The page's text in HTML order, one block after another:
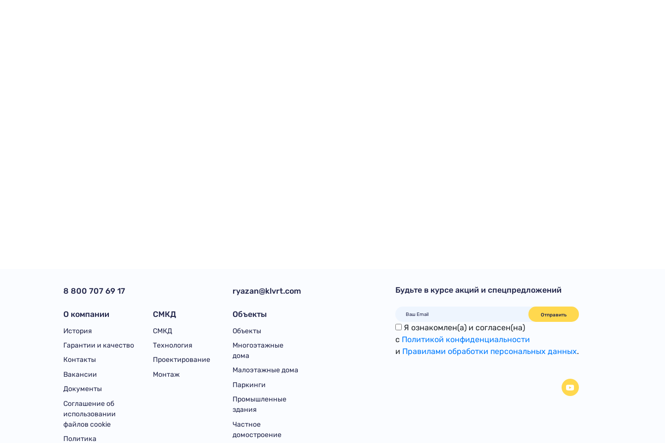
8 800 707 69 17
О компании
История
Гарантии и качество
Контакты
Вакансии
Документы
Соглашение об
использовании
файлов cookie
Политика
СМКД
СМКД
Технология
Проектирование
Монтаж
ryazan@klvrt.com
Объекты
Объекты
Многоэтажные
дома
Малоэтажные дома
Паркинги
Промышленные
здания
Частное
домостроение
Будьте в курсе акций и спецпредложений
Отправить
Я ознакомлен(а) и согласен(на)
с Политикой конфиденциальности
и Правилами обработки персональных данных.